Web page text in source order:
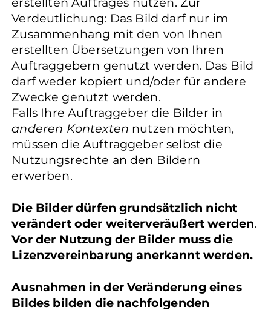
Verdeutlichung: Das Bild darf nur im
Zusammenhang mit den von Ihnen
erstellten Übersetzungen von Ihren
Auftraggebern genutzt werden. Das Bild
darf weder kopiert und/oder für andere
Zwecke genutzt werden.
Falls Ihre Auftraggeber die Bilder in
anderen Kontexten nutzen möchten,
müssen die Auftraggeber selbst die
Nutzungsrechte an den Bildern
erwerben.
Die Bilder dürfen grundsätzlich nicht
verändert oder weiterveräußert werden.
Vor der Nutzung der Bilder muss die
Lizenzvereinbarung anerkannt werden.
Ausnahmen in der Veränderung eines
Bildes bilden die nachfolgenden